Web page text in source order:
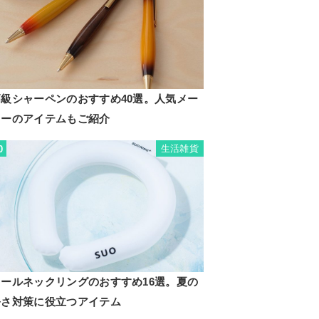
シャーペンのおすすめ40選。人気メー
のアイテムもご紹介
生活雑貨
ルネックリングのおすすめ16選。夏の
対策に役立つアイテム